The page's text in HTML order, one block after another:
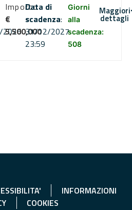
Importo
€
5,500,000
Data di
scadenza:
31/12/2027
23:59
Giorni
alla
scadenza:
508
Maggiori
dettagli
INFORMAZIONI
COOKIES